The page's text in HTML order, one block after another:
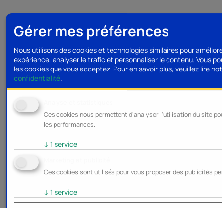
Gérer mes préférences
Nous utilisons des cookies et technologies similaires pour
expérience, analyser le trafic et personnaliser le contenu. Vous
les cookies que vous acceptez. Pour en savoir plus, veuillez lire
confidentialité.
Ces cookies nous permettent d'analyser l'utilisation du site
les performances.
↓ 1 service
Ces cookies sont utilisés pour vous proposer des publicités
↓ 1 service